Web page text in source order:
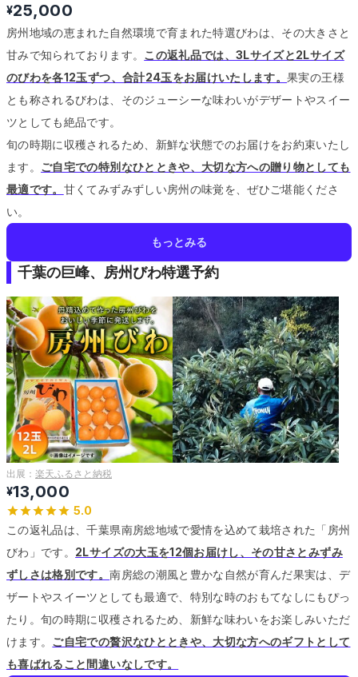
¥25,000
房州地域の恵まれた自然環境で育まれた特選びわは、その大きさと
甘みで知られております。 この返礼品では、3Lサイズと2Lサイズ
のびわを各12玉ずつ、合計24玉をお届けいたします。果実の王様
とも称されるびわは、そのジューシーな味わいがデザートやスイー
ツとしても絶品です。
旬の時期に収穫されるため、新鮮な状態でのお届けをお約束いたし
ます。 ご自宅での特別なひとときや、大切な方への贈り物としても
最適です。 甘くてみずみずしい房州の味覚を、ぜひご堪能くださ
い。
もっとみる
千葉の巨峰、房州びわ特選予約
出展： 楽天ふるさと納税
¥13,000
5.0
この返礼品は、千葉県南房総地域で愛情を込めて栽培された「房州
びわ」です。 2Lサイズの大玉を12個お届けし、その甘さとみずみ
ずしさは格別です。南房総の潮風と豊かな自然が育んだ果実は、デ
ザートやスイーツとしても最適で、特別な時のおもてなしにもぴっ
たり。旬の時期に収穫されるため、新鮮な味わいをお楽しみいただ
けます。 ご自宅での贅沢なひとときや、大切な方へのギフトとして
も喜ばれること間違いなしです。